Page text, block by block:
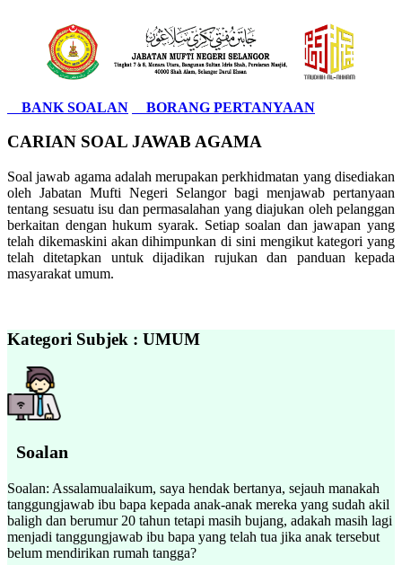
BANK SOALAN BORANG PERTANYAAN
CARIAN SOAL JAWAB AGAMA
Soal jawab agama adalah merupakan perkhidmatan yang disediakan
oleh Jabatan Mufti Negeri Selangor bagi menjawab pertanyaan
tentang sesuatu isu dan permasalahan yang diajukan oleh pelanggan
berkaitan dengan hukum syarak. Setiap soalan dan jawapan yang
telah dikemaskini akan dihimpunkan di sini mengikut kategori yang
telah ditetapkan untuk dijadikan rujukan dan panduan kepada
masyarakat umum.
Kategori Subjek : UMUM
Soalan
Soalan: Assalamualaikum, saya hendak bertanya, sejauh manakah
tanggungjawab ibu bapa kepada anak-anak mereka yang sudah akil
baligh dan berumur 20 tahun tetapi masih bujang, adakah masih lagi
menjadi tanggungjawab ibu bapa yang telah tua jika anak tersebut
belum mendirikan rumah tangga?